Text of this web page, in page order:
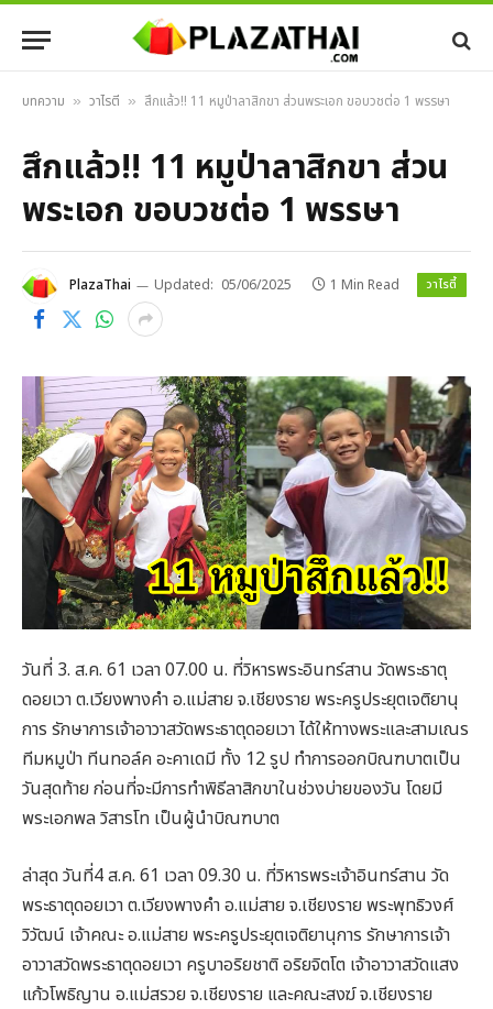
บทความ » วาไรตี้ » สึกแล้ว!! 11 หมูป่าลาสิกขา ส่วนพระเอก ขอบวชต่อ 1 พรรษา
สึกแล้ว!! 11 หมูป่าลาสิกขา ส่วน
พระเอก ขอบวชต่อ 1 พรรษา
PlazaThai Updated: 05/06/2025 1 Min Read วาไรตี้
วันที่ 3. ส.ค. 61 เวลา 07.00 น. ที่วิหารพระอินทร์สาน วัดพระธาตุ
ดอยเวา ต.เวียงพางคำ อ.แม่สาย จ.เชียงราย พระครูประยุตเจติยานุ
การ รักษาการเจ้าอาวาสวัดพระธาตุดอยเวา ได้ให้ทางพระและสามเณร
ทีมหมูป่า ทีนทอล์ค อะคาเดมี ทั้ง 12 รูป ทำการออกบิณฑบาตเป็น
วันสุดท้าย ก่อนที่จะมีการทำพิธีลาสิกขาในช่วงบ่ายของวัน โดยมี
พระเอกพล วิสารโท เป็นผู้นำบิณฑบาต
ล่าสุด วันที่4 ส.ค. 61 เวลา 09.30 น. ที่วิหารพระเจ้าอินทร์สาน วัด
พระธาตุดอยเวา ต.เวียงพางคำ อ.แม่สาย จ.เชียงราย พระพุทธิวงศ์
วิวัฒน์ เจ้าคณะ อ.แม่สาย พระครูประยุตเจติยานุการ รักษาการเจ้า
อาวาสวัดพระธาตุดอยเวา ครูบาอริยชาติ อริยจิตโต เจ้าอาวาสวัดแสง
แก้วโพธิญาน อ.แม่สรวย จ.เชียงราย และคณะสงฆ์ จ.เชียงราย